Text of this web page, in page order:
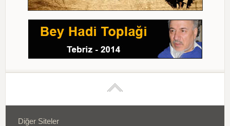
Diğer Siteler